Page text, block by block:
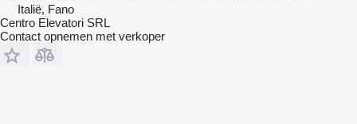
Italië, Fano
Centro Elevatori SRL
Contact opnemen met verkoper